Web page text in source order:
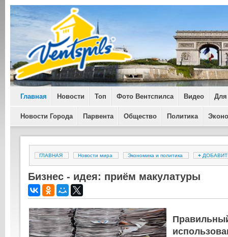
Главная Новости Топ Фото Вентспилса Видео Для
Новости Города Парвента Общество Политика
ГЛАВНАЯ Новости мира Экономика и политика +
Бизнес - идея: приём макулатуры